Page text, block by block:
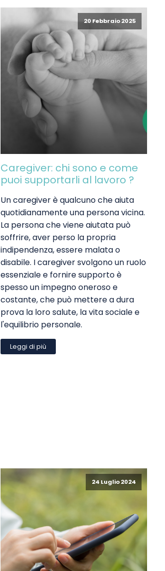
20 Febbraio 2025
Caregiver: chi sono e come
puoi supportarli al lavoro ?
Un caregiver è qualcuno che aiuta
quotidianamente una persona vicina.
La persona che viene aiutata può
soffrire, aver perso la propria
indipendenza, essere malata o
disabile. I caregiver svolgono un ruolo
essenziale e fornire supporto è
spesso un impegno oneroso e
costante, che può mettere a dura
prova la loro salute, la vita sociale e
l'equilibrio personale.
Leggi di più
24 Luglio 2024